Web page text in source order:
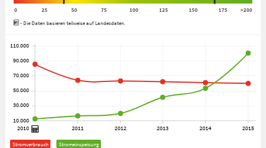
0 25 50 75 100 125 150 175
>200
- Die Daten basieren teilweise auf Landesdaten.
Stromverbrauch
Stromeinspeisung